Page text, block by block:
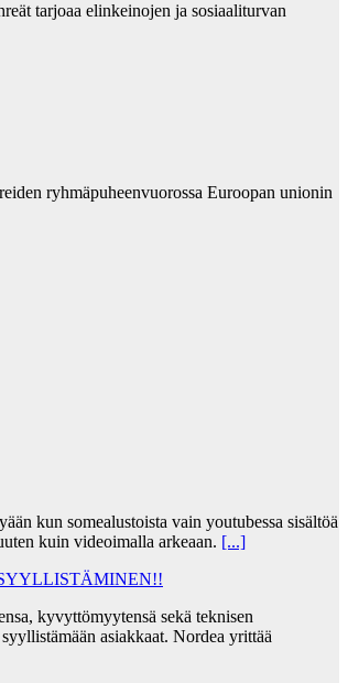
tarjoaa elinkeinojen ja sosiaaliturvan
ryhmäpuheenvuorossa Euroopan unionin
kun somealustoista vain youtubessa sisältöä
kuin videoimalla arkeaan. [...]
kyvyttömyytensä sekä teknisen
asiakkaat. Nordea yrittää